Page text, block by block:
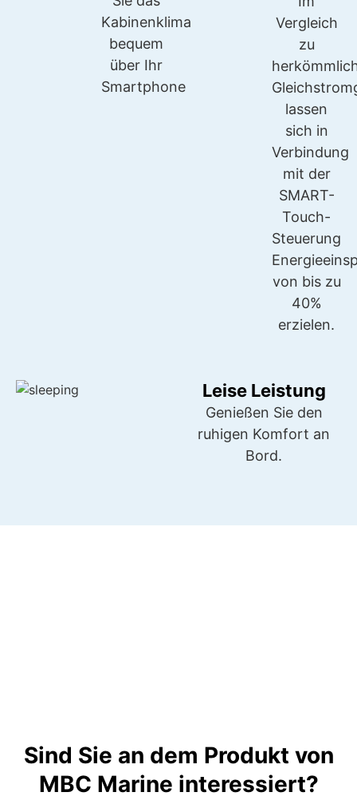
Kabinenklima
bequem
über Ihr
Smartphone
Vergleich
zu
lassen
sich in
Verbindung
mit der
SMART-
Touch-
Steuerung
von bis zu
40%
erzielen.
Leise Leistung
Genießen Sie den
ruhigen Komfort an
Bord.
Sind Sie an dem Produkt von
MBC Marine interessiert?